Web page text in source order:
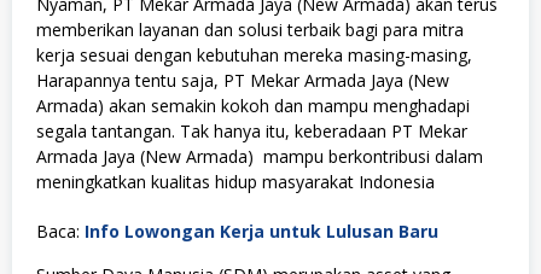
memberikan layanan dan solusi terbaik bagi para mitra
kerja sesuai dengan kebutuhan mereka masing-masing,
Harapannya tentu saja, PT Mekar Armada Jaya (New
Armada) akan semakin kokoh dan mampu menghadapi
segala tantangan. Tak hanya itu, keberadaan PT Mekar
Armada Jaya (New Armada) mampu berkontribusi dalam
meningkatkan kualitas hidup masyarakat Indonesia
Baca: Info Lowongan Kerja untuk Lulusan Baru